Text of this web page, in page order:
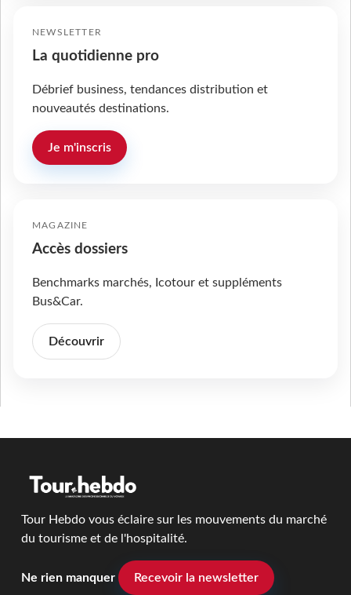
NEWSLETTER
La quotidienne pro
Débrief business, tendances distribution et
nouveautés destinations.
Je m'inscris
MAGAZINE
Accès dossiers
Benchmarks marchés, Icotour et suppléments
Bus&Car.
Découvrir
Tour Hebdo vous éclaire sur les mouvements du marché
du tourisme et de l'hospitalité.
Ne rien manquer Recevoir la newsletter